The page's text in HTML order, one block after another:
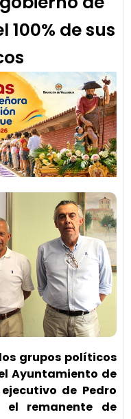
100% de sus
grupos políticos
Ayuntamiento de
de Pedro
el remanente de